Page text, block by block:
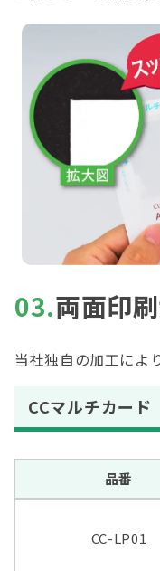
03.両面印
当社独自の加工によ
CCマルチカー
品番
CC-LP01